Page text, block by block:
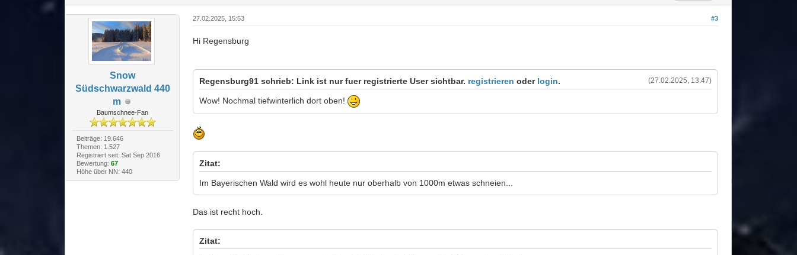
Snow
Südschwarzwald 440
m
Baumschnee-Fan
Beiträge: 19.646
Themen: 1.527
Registriert seit: Sat Sep 2016
Bewertung: 67
Höhe über NN: 440
#3
27.02.2025, 15:53
Hi Regensburg
(27.02.2025, 13:47)
Regensburg91 schrieb: Link ist nur fuer registrierte User sichtbar. registrieren oder login.
Wow! Nochmal tiefwinterlich dort oben!
Zitat:
Im Bayerischen Wald wird es wohl heute nur oberhalb von 1000m etwas schneien...
Das ist recht hoch.
Zitat: